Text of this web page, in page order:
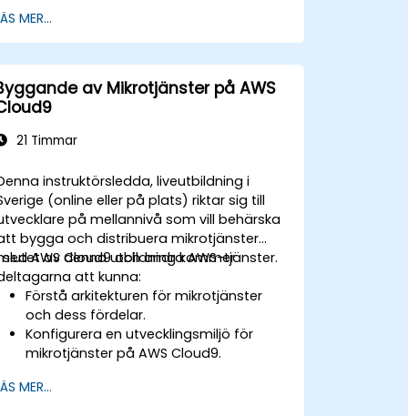
MER...
av Mikrotjänster på AWS
21 Timmar
instruktörsledda, liveutbildning i
(online eller på plats) riktar sig till
på mellannivå som vill behärska
bygga och distribuera mikrotjänster
AWS Cloud9 och andra AWS-tjänster.
slutet av denna utbildning kommer
att kunna:
Förstå arkitekturen för mikrotjänster
och dess fördelar.
Konfigurera en utvecklingsmiljö för
mikrotjänster på AWS Cloud9.
mikrotjänster med hjälp av Docker-
MER...